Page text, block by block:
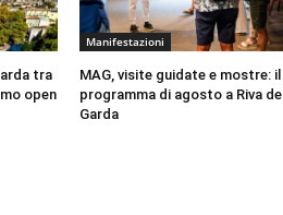
tra
open
Manifestazioni
MAG, visite guidate e mostre: il
programma di agosto a Riva del
Garda